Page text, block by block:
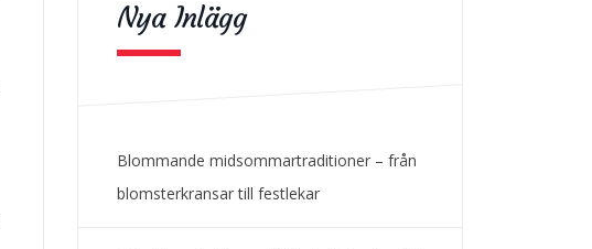
Nya Inlägg
Blommande midsommartraditioner – från
blomsterkransar till festlekar